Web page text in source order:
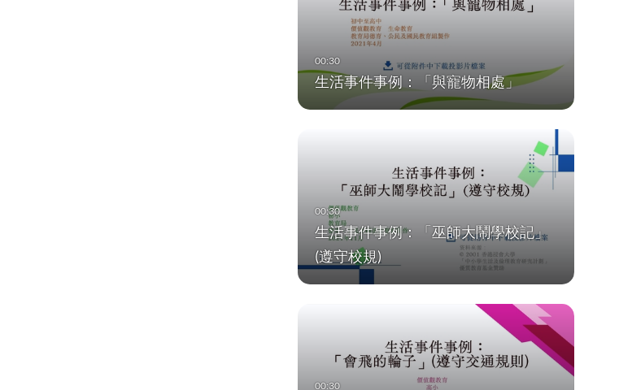
生活事件事例：「與寵物相處」
生活事件事例：「巫師大鬧學校記」
(遵守校規)